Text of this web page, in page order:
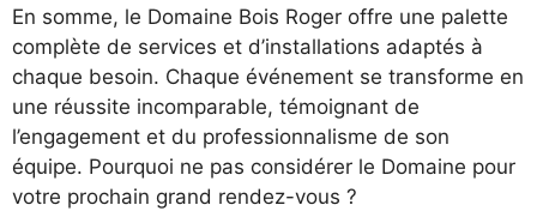
En somme, le Domaine Bois Roger offre une palette
complète de services et d’installations adaptés à
chaque besoin. Chaque événement se transforme en
une réussite incomparable, témoignant de
l’engagement et du professionnalisme de son
équipe. Pourquoi ne pas considérer le Domaine pour
votre prochain grand rendez-vous ?